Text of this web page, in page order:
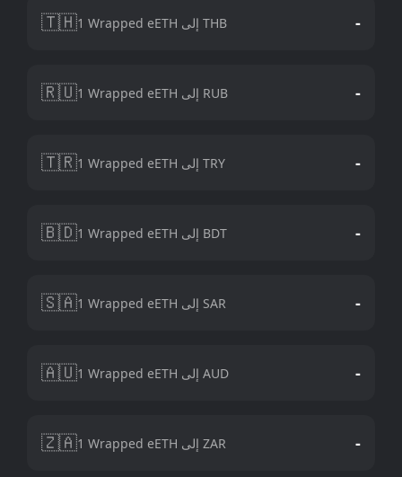
🇹🇭 1 Wrapped eETH إلى THB -
🇷🇺 1 Wrapped eETH إلى RUB -
🇹🇷 1 Wrapped eETH إلى TRY -
🇧🇩 1 Wrapped eETH إلى BDT -
🇸🇦 1 Wrapped eETH إلى SAR -
🇦🇺 1 Wrapped eETH إلى AUD -
🇿🇦 1 Wrapped eETH إلى ZAR -